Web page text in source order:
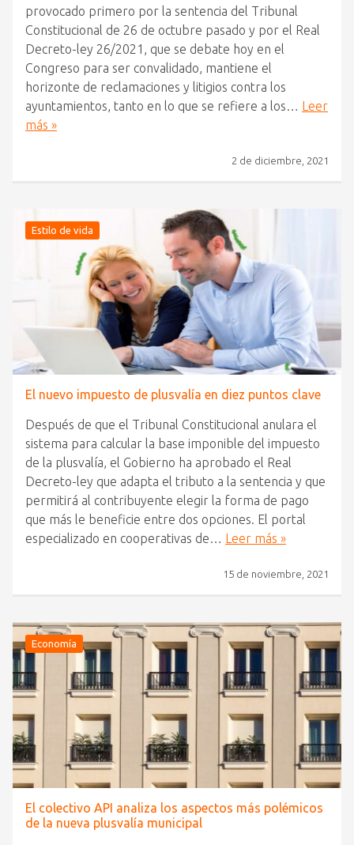
provocado primero por la sentencia del Tribunal
Constitucional de 26 de octubre pasado y por el Real
Decreto-ley 26/2021, que se debate hoy en el
Congreso para ser convalidado, mantiene el
horizonte de reclamaciones y litigios contra los
ayuntamientos, tanto en lo que se refiere a los… Leer
más »
2 de diciembre, 2021
Estilo de vida
El nuevo impuesto de plusvalía en diez puntos clave
Después de que el Tribunal Constitucional anulara el
sistema para calcular la base imponible del impuesto
de la plusvalía, el Gobierno ha aprobado el Real
Decreto-ley que adapta el tributo a la sentencia y que
permitirá al contribuyente elegir la forma de pago
que más le beneficie entre dos opciones. El portal
especializado en cooperativas de… Leer más »
15 de noviembre, 2021
Economía
El colectivo API analiza los aspectos más polémicos
de la nueva plusvalía municipal